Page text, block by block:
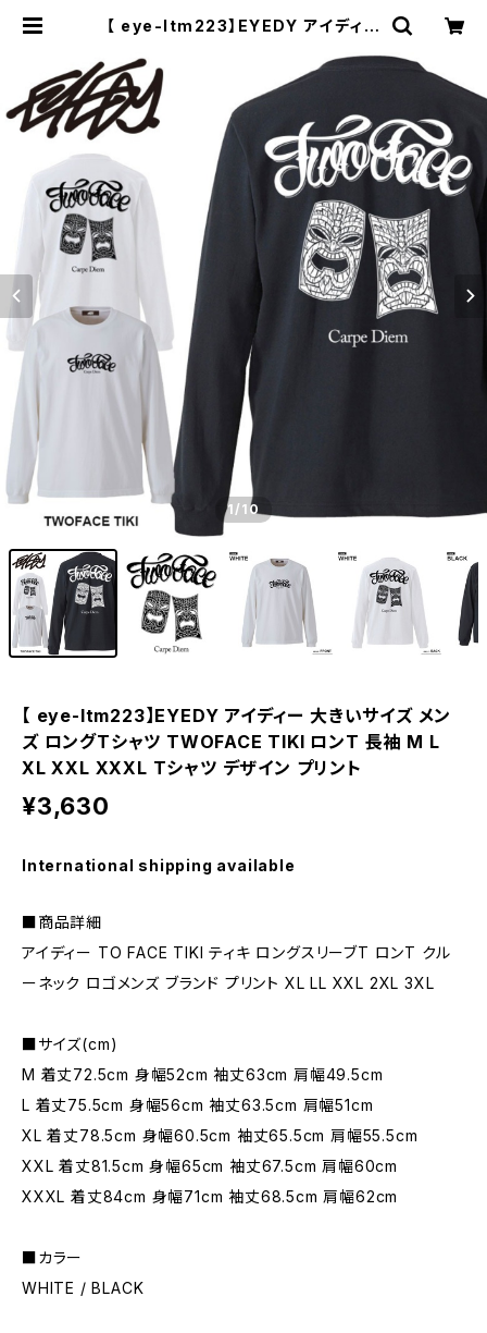
【 eye-ltm223】EYEDY アイディー
WOFACE TIKI ロンT 長袖 M L XL
XXL XXXL Tシャツ デザイン プリン
ト | セレクトショップ【P.C.H】
1 /10
【 eye-ltm223】EYEDY アイディー 大きいサイズ メン
ズ ロングTシャツ TWOFACE TIKI ロンT 長袖 M L
XL XXL XXXL Tシャツ デザイン プリント
¥3,630
International shipping available
■商品詳細
アイディー TO FACE TIKI ティキ ロングスリーブT ロンT クル
ーネック ロゴメンズ ブランド プリント XL LL XXL 2XL 3XL
■サイズ(cm)
M 着丈72.5cm 身幅52cm 袖丈63cm 肩幅49.5cm
L 着丈75.5cm 身幅56cm 袖丈63.5cm 肩幅51cm
XL 着丈78.5cm 身幅60.5cm 袖丈65.5cm 肩幅55.5cm
XXL 着丈81.5cm 身幅65cm 袖丈67.5cm 肩幅60cm
XXXL 着丈84cm 身幅71cm 袖丈68.5cm 肩幅62cm
■カラー
WHITE / BLACK